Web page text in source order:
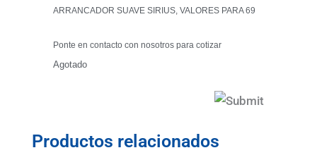
ARRANCADOR SUAVE SIRIUS, VALORES PARA 69
Ponte en contacto con nosotros para cotizar
Agotado
Productos relacionados